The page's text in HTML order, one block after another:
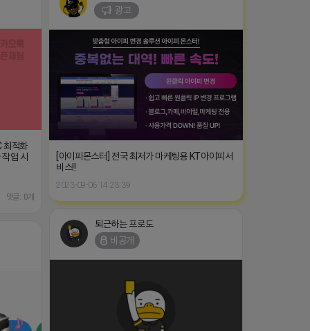
최적화
업 시
댓글: 0개
광고
[아이피몬스터] 전국 최저가 마케팅용 KT아이피서
비스!!
2023-09-06 14:23:39
퇴근하는 프로도
비공개